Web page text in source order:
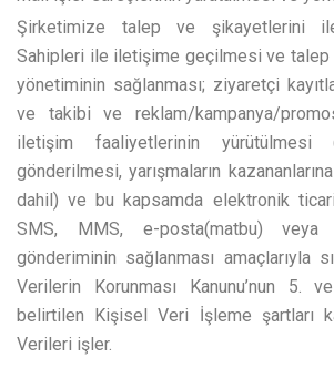
Şirketimize talep ve şikayetlerini
Sahipleri ile iletişime geçilmesi ve
yönetiminin sağlanması; ziyaretçi
ve takibi ve reklam/kampanya/
iletişim faaliyetlerinin yürütülmesi
gönderilmesi, yarışmaların
dahil) ve bu kapsamda elektronik
SMS, MMS, e-posta(matbu) veya
gönderiminin sağlanması amaçlarıyla
Verilerin Korunması Kanunu’nun 5.
belirtilen Kişisel Veri İşleme şartları
Verileri işler.